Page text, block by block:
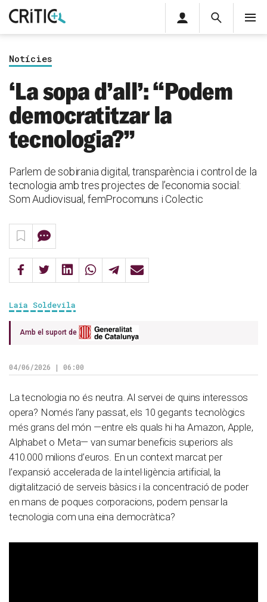
Cerca
privada
Inicia sessió
Notícies
‘La sopa d’all’: “Podem
democratitzar la
tecnologia?”
Parlem de sobirania digital, transparència i control de la
tecnologia amb tres projectes de l’economia social:
Som Audiovisual, femProcomuns i Colectic
Laia Soldevila
Amb el suport de
04/06/2026 | 06:00
La tecnologia no és neutra. Al servei de quins interessos
opera? Només l’any passat, els 10 gegants tecnològics
més grans del món —entre els quals hi ha Amazon, Apple,
Alphabet o Meta— van sumar beneficis superiors als
410.000 milions d’euros. En un context marcat per
l’expansió accelerada de la intel·ligència artificial, la
digitalització de serveis bàsics i la concentració de poder
en mans de poques corporacions, podem pensar la
tecnologia com una eina democràtica?